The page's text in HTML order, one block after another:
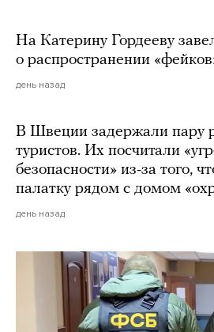
На Катерину Гордееву
о распространении
день назад
В Швеции задержали пару
туристов. Их посчитали
безопасности» из-за того,
палатку рядом с домом
день назад